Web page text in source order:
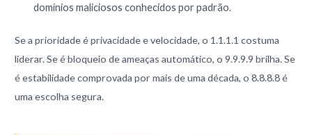
domínios maliciosos conhecidos por padrão.
Se a prioridade é privacidade e velocidade, o 1.1.1.1 costuma
liderar. Se é bloqueio de ameaças automático, o 9.9.9.9 brilha. Se
é estabilidade comprovada por mais de uma década, o 8.8.8.8 é
uma escolha segura.